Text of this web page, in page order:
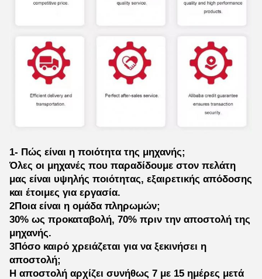
1- Πώς είναι η ποιότητα της μηχανής;
Όλες οι μηχανές που παραδίδουμε στον πελάτη
μας είναι υψηλής ποιότητας, εξαιρετικής απόδοσης
και έτοιμες για εργασία.
2Ποια είναι η ομάδα πληρωμών;
30% ως προκαταβολή, 70% πριν την αποστολή της
μηχανής.
3Πόσο καιρό χρειάζεται για να ξεκινήσει η
αποστολή;
Η αποστολή αρχίζει συνήθως 7 με 15 ημέρες μετά